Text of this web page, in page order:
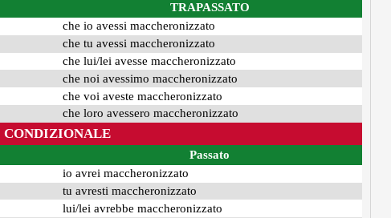
TRAPASSATO
che io avessi maccheronizzato
che tu avessi maccheronizzato
che lui/lei avesse maccheronizzato
che noi avessimo maccheronizzato
che voi aveste maccheronizzato
che loro avessero maccheronizzato
CONDIZIONALE
Passato
io avrei maccheronizzato
tu avresti maccheronizzato
lui/lei avrebbe maccheronizzato